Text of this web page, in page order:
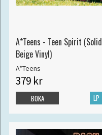
A*Teens - Teen Spirit (Solid
Beige Vinyl)
A*Teens
379 kr
LP
BOKA